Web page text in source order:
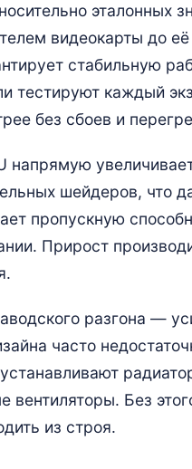
эталонных
видеокарты до
стабильную
тестируют каждый
без сбоев и
напрямую
шейдеров, что
пропускную
Прирост
разгона —
часто
вентиляторы. Без
из строя.